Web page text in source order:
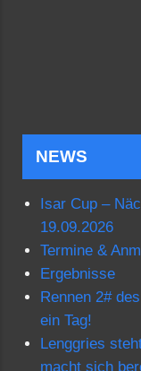
NEWS
Isar Cup –
19.09.2026
Termine &
Ergebnisse
Rennen 2#
ein Tag!
Lenggries
macht sich